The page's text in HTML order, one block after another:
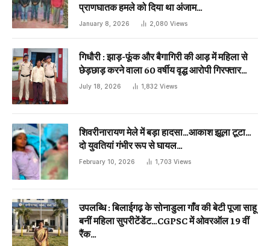
प्राणघातक हमले को दिया था अंजाम…
January 8, 2026 2,080 Views
गिधौरी : झाड़-फूंक और बैगागिरी की आड़ में महिला से
छेड़छाड़ करने वाला 60 वर्षीय वृद्ध आरोपी गिरफ्तार…
July 18, 2026 1,832 Views
शिवरीनारायण मेले में बड़ा हादसा…आकाश झूला टूटा…
दो युवतियां गंभीर रूप से घायल…
February 10, 2026 1,703 Views
उपलब्धि : बिलाईगढ़ के सोनाडुला गाँव की बेटी पूजा साहू
बनीं महिला सुपरीटेंडेंट…CGPSC में ओवरऑल 19 वीं
रैंक…